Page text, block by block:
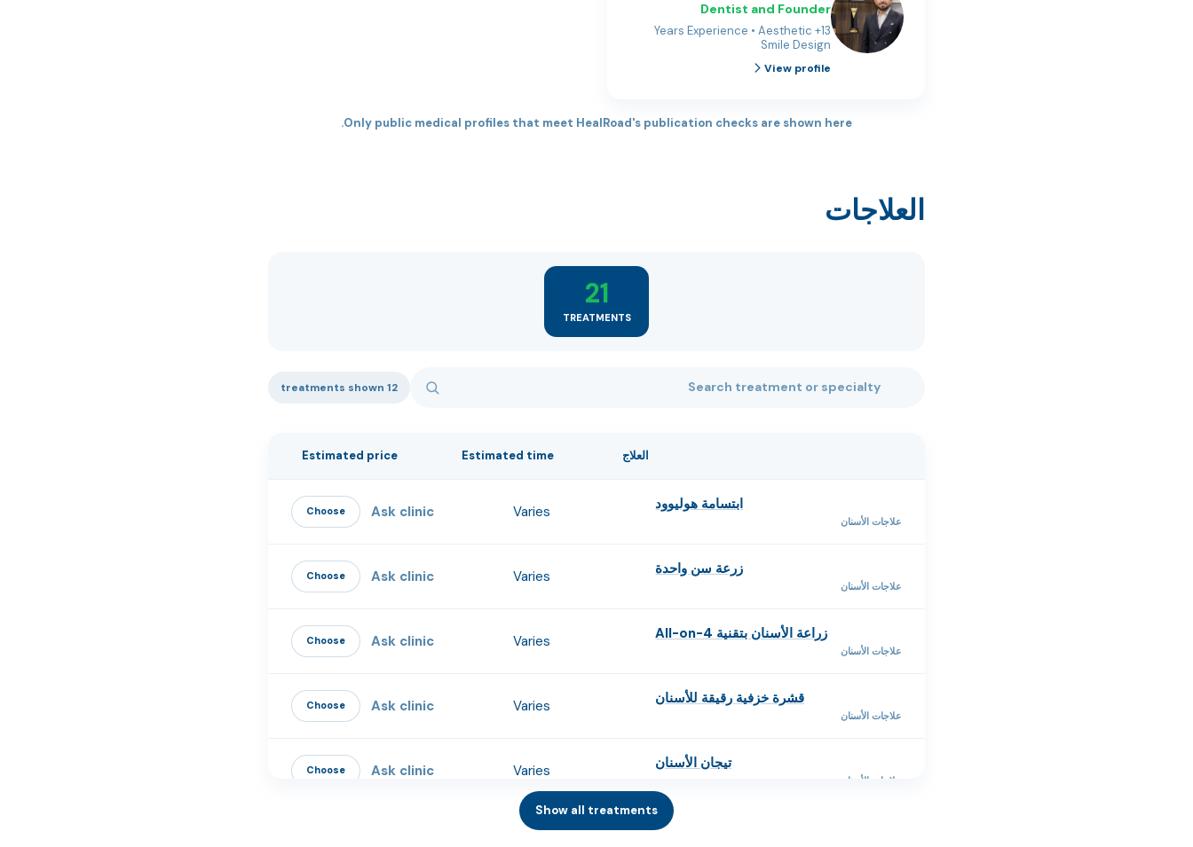
Dentist and Founder
13+ Years Experience • Aesthetic
Smile Design
View profile
Only public medical profiles that meet HealRoad's publication checks are shown here.
العلاجات
21
TREATMENTS
12 treatments shown
العلاج Estimated time
Estimated price
ابتسامة هوليوود
علاجات الأسنان
Varies
Ask clinic
Choose
زرعة سن واحدة
علاجات الأسنان
Varies
Ask clinic
Choose
زراعة الأسنان بتقنية All-on-4
علاجات الأسنان
Varies
Ask clinic
Choose
قشرة خزفية رقيقة للأسنان
علاجات الأسنان
Varies
Ask clinic
Choose
تيجان الأسنان
علاجات الأسنان
Varies
Ask clinic
Choose
ابتسامة هوليوود Varies
Show all treatments